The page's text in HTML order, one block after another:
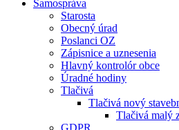
Samospráva
Starosta
Obecný úrad
Poslanci OZ
Zápisnice a uznesenia
Hlavný kontrolór obce
Úradné hodiny
Tlačivá
Tlačivá nový
Tlačivá malý
GDPR